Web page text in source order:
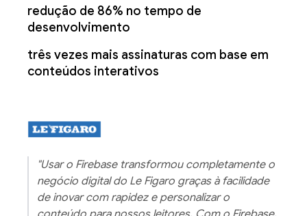
redução de 86% no tempo de
desenvolvimento
três vezes mais assinaturas com base em
conteúdos interativos
"Usar o Firebase transformou completamente o
negócio digital do Le Figaro graças à facilidade
de inovar com rapidez e personalizar o